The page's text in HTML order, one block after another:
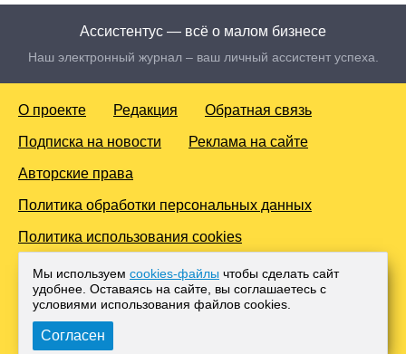
Ассистентус — всё о малом бизнесе
Наш электронный журнал – ваш личный ассистент успеха.
О проекте Редакция Обратная связь
Подписка на новости Реклама на сайте
Авторские права
Политика обработки персональных данных
Политика использования cookies
© 2016-2026 Все права защищены. Для лиц старше 18 лет.
Любое копирование материалов и тиражирование в сети
Интернет, либо печатных изданиях без согласования с
Администрацией проекта, преследуется законом.
Мы используем cookies-файлы чтобы сделать сайт
удобнее. Оставаясь на сайте, вы соглашаетесь с
условиями использования файлов cооkies.
Согласен